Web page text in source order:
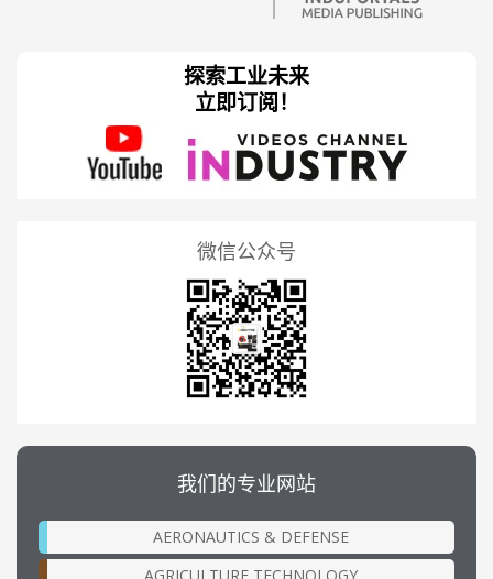
探索工业未来
立即订阅！
微信公众号
我们的专业网站
AERONAUTICS & DEFENSE